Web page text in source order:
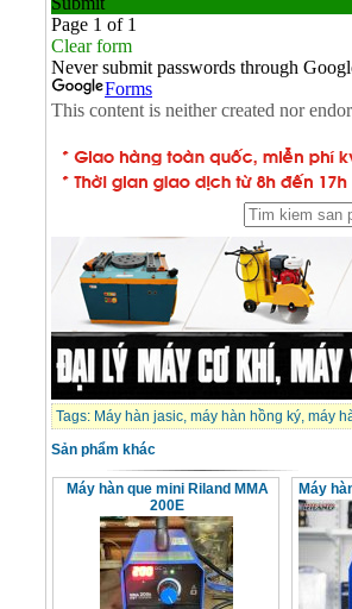
Tags: Máy hàn jasic, máy hàn hồng ký, máy
Sản phẩm khác
Máy hàn que mini Riland MMA
200E
Máy